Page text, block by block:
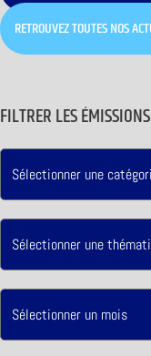
RETROUVEZ TOUTES NOS
FILTRER LES ÉMISSIONS